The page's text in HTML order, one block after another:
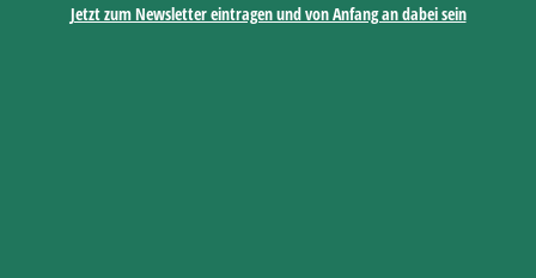
Jetzt zum Newsletter eintragen und von Anfang an dabei sein